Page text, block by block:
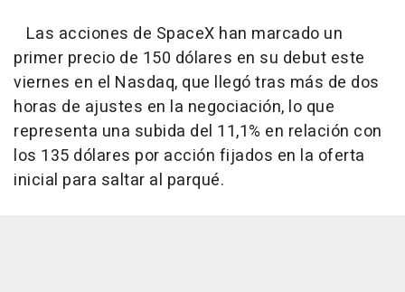
Las acciones de SpaceX han marcado un
primer precio de 150 dólares en su debut este
viernes en el Nasdaq, que llegó tras más de dos
horas de ajustes en la negociación, lo que
representa una subida del 11,1% en relación con
los 135 dólares por acción fijados en la oferta
inicial para saltar al parqué.